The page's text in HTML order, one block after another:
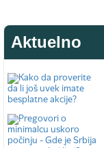
Aktuelno